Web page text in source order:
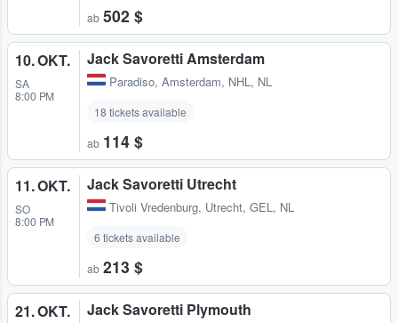
ab 502 $
10. OKT.
SA
8:00 PM
Jack Savoretti Amsterdam
Paradiso, Amsterdam, NHL, NL
18 tickets available
ab 114 $
11. OKT.
SO
8:00 PM
Jack Savoretti Utrecht
Tivoli Vredenburg, Utrecht, GEL, NL
6 tickets available
ab 213 $
21. OKT. Jack Savoretti Plymouth